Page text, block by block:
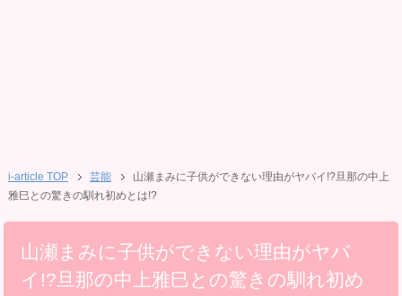
i-article TOP 芸能
山瀬まみに子供ができない理由がヤバイ!?旦那の中上
雅巳との驚きの馴れ初めとは!?
山瀬まみに子供ができない理由がヤバ
イ!?旦那の中上雅巳との驚きの馴れ初め